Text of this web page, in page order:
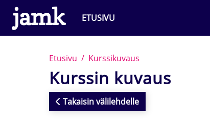
Siirry pääsisältöön
ETUSIVU
Etusivu Kurssikuvaus
Kurssin kuvaus
Takaisin välilehdelle